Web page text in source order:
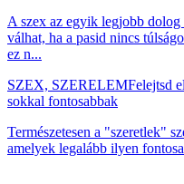
A szex az egyik legjobb
válhat, ha a pasid nincs
ez n...
SZEX, SZERELEMFelejtsd
sokkal fontosabbak
Természetesen a "szeretlek"
amelyek legalább ilyen